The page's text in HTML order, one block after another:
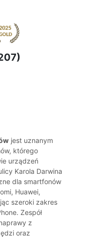
jest uznanym
którego
urządzeń
Karola Darwina
dla smartfonów
Huawei,
szeroki zakres
Zespół
z
oraz